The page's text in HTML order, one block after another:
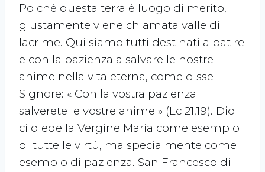
Poiché questa terra è luogo di merito,
giustamente viene chiamata valle di
lacrime. Qui siamo tutti destinati a patire
e con la pazienza a salvare le nostre
anime nella vita eterna, come disse il
Signore: « Con la vostra pazienza
salverete le vostre anime » (Lc 21,19). Dio
ci diede la Vergine Maria come esempio
di tutte le virtù, ma specialmente come
esempio di pazienza. San Francesco di